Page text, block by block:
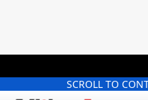
SCROLL TO